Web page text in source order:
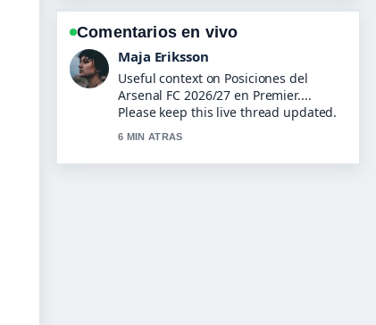
Comentarios en vivo
Maja Eriksson
Useful context on Posiciones del
Arsenal FC 2026/27 en Premier....
Please keep this live thread updated.
6 MIN ATRAS